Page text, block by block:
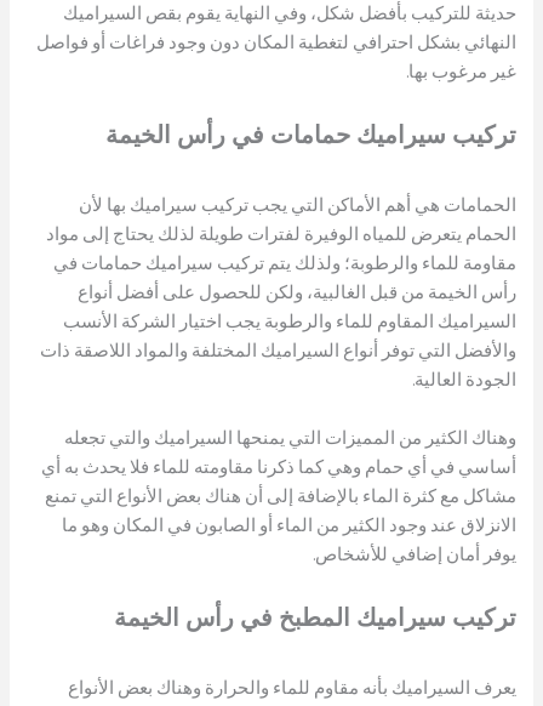
حديثة للتركيب بأفضل شكل، وفي النهاية يقوم بقص السيراميك
النهائي بشكل احترافي لتغطية المكان دون وجود فراغات أو فواصل
غير مرغوب بها.
تركيب سيراميك حمامات في رأس الخيمة
الحمامات هي أهم الأماكن التي يجب تركيب سيراميك بها لأن
الحمام يتعرض للمياه الوفيرة لفترات طويلة لذلك يحتاج إلى مواد
مقاومة للماء والرطوبة؛ ولذلك يتم تركيب سيراميك حمامات في
رأس الخيمة من قبل الغالبية، ولكن للحصول على أفضل أنواع
السيراميك المقاوم للماء والرطوبة يجب اختيار الشركة الأنسب
والأفضل التي توفر أنواع السيراميك المختلفة والمواد اللاصقة ذات
الجودة العالية.
وهناك الكثير من المميزات التي يمنحها السيراميك والتي تجعله
أساسي في أي حمام وهي كما ذكرنا مقاومته للماء فلا يحدث به أي
مشاكل مع كثرة الماء بالإضافة إلى أن هناك بعض الأنواع التي تمنع
الانزلاق عند وجود الكثير من الماء أو الصابون في المكان وهو ما
يوفر أمان إضافي للأشخاص.
تركيب سيراميك المطبخ في رأس الخيمة
يعرف السيراميك بأنه مقاوم للماء والحرارة وهناك بعض الأنواع